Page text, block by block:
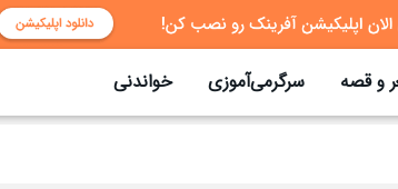
و قصه سرگرمی‌آموزی خواندنی